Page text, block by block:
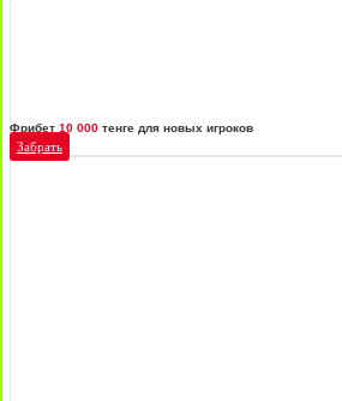
Фрибет 10 000 тенге для новых игроков
Забрать